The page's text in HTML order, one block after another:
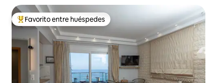
De los mejores en Favorito entre huéspedes
Favorito entre huéspedes